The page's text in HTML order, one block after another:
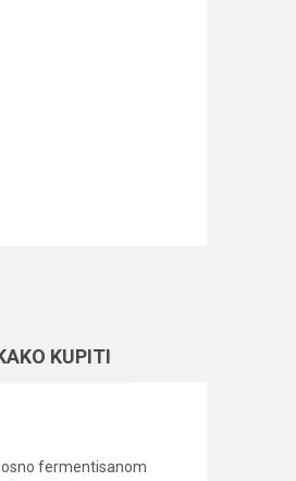
KUPITI
fermentisanom